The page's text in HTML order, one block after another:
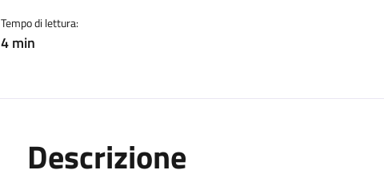
Tempo di lettura:
4 min
Descrizione